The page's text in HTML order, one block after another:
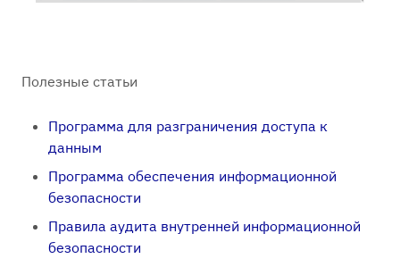
Полезные статьи
Программа для разграничения доступа к
данным
Программа обеспечения информационной
безопасности
Правила аудита внутренней информационной
безопасности